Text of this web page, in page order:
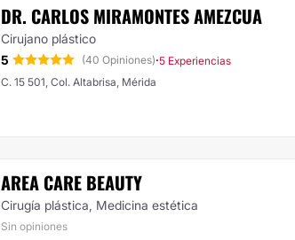
DR. CARLOS MIRAMONTES AMEZCUA
Cirujano plástico
5
(40 Opiniones)·5 Experiencias
C. 15 501, Col. Altabrisa, Mérida
AREA CARE BEAUTY
Cirugía plástica, Medicina estética
Sin opiniones